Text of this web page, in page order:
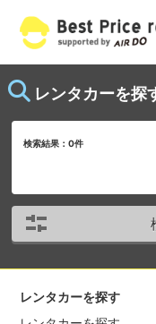
レンタカーを探
検索結果：0件
レンタカーを探す